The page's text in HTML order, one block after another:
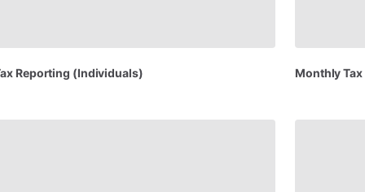
Reporting (Individuals) MonthlyTax